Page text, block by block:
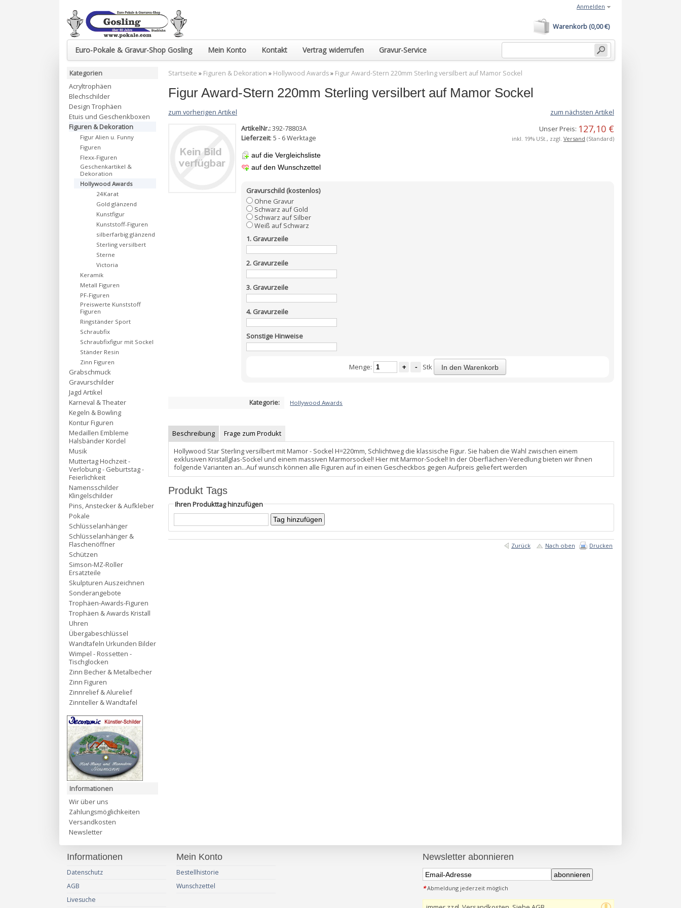
Euro-Pokale & Gravur-Shop Gosling Mein Konto Kontakt Vertrag widerrufen Gravur-Service
Warenkorb (0,00 €)
Anmelden
Startseite » Figuren & Dekoration » Hollywood Awards» Figur Award-Stern 220mm Sterling versilbert auf Mamor Sockel
Figur Award-Stern 220mm Sterling versilbert auf Mamor Sockel
zum vorherigen Artikel
zum nächsten Artikel
ArtikelNr.:392-78803A
Lieferzeit: 5 - 6 Werktage
auf die Vergleichsliste
auf den Wunschzettel
Unser Preis: 127,10 €
inkl. 19% USt., zzgl. Versand (Standard)
Gravurschild (kostenlos)
Ohne Gravur
Schwarz auf Gold
Schwarz auf Silber
Weiß auf Schwarz
1. Gravurzeile
2. Gravurzeile
3. Gravurzeile
4. Gravurzeile
Sonstige Hinweise
Menge: + - Stk In den Warenkorb
Kategorie: Hollywood Awards
Beschreibung
Frage zum Produkt
Hollywood Star Sterling versilbert mit Mamor - Sockel H=220mm, Schlichtweg die klassische Figur. Sie haben die Wahl zwischen einem
exklusiven Kristallglas-Sockel und einem massiven Marmorsockel! Hier mit Marmor-Sockel! In der Oberflächen-Veredlung bieten wir Ihnen
folgende Varianten an...Auf wunsch können alle Figuren auf in einen Gescheckbos gegen Aufpreis geliefert werden
Produkt Tags
Ihren Produkttag hinzufügen
Zurück Nach oben Drucken
Kategorien
Acryltrophäen
Blechschilder
Design Trophäen
Etuis und Geschenkboxen
Figuren & Dekoration
Figur Alien u. Funny
Figuren
Flexx-Figuren
Geschenkartikel &
Dekoration
Hollywood Awards
24Karat
Gold glänzend
Kunstfigur
Kunststoff-Figuren
silberfarbig glänzend
Sterling versilbert
Sterne
Victoria
Keramik
Metall Figuren
PF-Figuren
Preiswerte Kunststoff
Figuren
Ringständer Sport
Schraubfix
Schraubfixfigur mit Sockel
Ständer Resin
Zinn Figuren
Grabschmuck
Gravurschilder
Jagd Artikel
Karneval & Theater
Kegeln & Bowling
Kontur Figuren
Medaillen Embleme
Halsbänder Kordel
Musik
Muttertag Hochzeit -
Verlobung - Geburtstag -
Feierlichkeit
Namensschilder
Klingelschilder
Pins, Anstecker & Aufkleber
Pokale
Schlüsselanhänger
Schlüsselanhänger &
Flaschenöffner
Schützen
Simson-MZ-Roller
Ersatzteile
Skulpturen Auszeichnen
Sonderangebote
Trophäen-Awards-Figuren
Trophäen & Awards Kristall
Uhren
Übergabeschlüssel
Wandtafeln Urkunden Bilder
Wimpel - Rossetten -
Tischglocken
Zinn Becher & Metalbecher
Zinn Figuren
Zinnrelief & Alurelief
Zinnteller & Wandtafel
Informationen
Wir über uns
Zahlungsmöglichkeiten
Versandkosten
Newsletter
Informationen
Datenschutz
AGB
Livesuche
Mein Konto
Bestellhistorie
Wunschzettel
Newsletter abonnieren
abonnieren
*Abmeldung jederzeit möglich